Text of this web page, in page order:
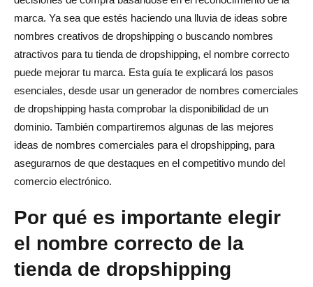
2. Evite palabras difíciles de pronunciar
3. No compliques demasiado tu nombre
Herramientas para ayudarte a generar un nombre
comercial de dropshipping
Uso de un generador de nombres comerciales
Preguntas frecuentes sobre los nombres de empresas de
¿Cómo elegir un nombre de dropshipping?
marca. Ya sea que estés haciendo una lluvia de ideas sobre
nombres creativos de dropshipping o buscando nombres
atractivos para tu tienda de dropshipping, el nombre correcto
puede mejorar tu marca. Esta guía te explicará los pasos
esenciales, desde usar un generador de nombres comerciales
de dropshipping hasta comprobar la disponibilidad de un
dominio. También compartiremos algunas de las mejores
ideas de nombres comerciales para el dropshipping, para
asegurarnos de que destaques en el competitivo mundo del
comercio electrónico.
Por qué es importante elegir
el nombre correcto de la
tienda de dropshipping